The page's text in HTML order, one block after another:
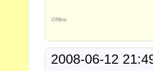
Offline
2008-06-12